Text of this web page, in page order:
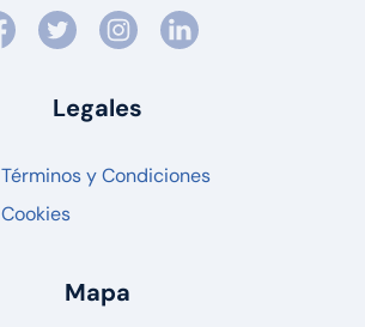
Legales
Términos y Condiciones
Cookies
Mapa